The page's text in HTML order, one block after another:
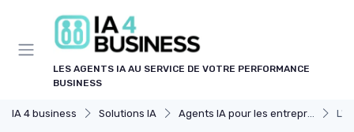
LES AGENTS IA AU SERVICE DE VOTRE PERFORMANCE
BUSINESS
IA 4 business Solutions IA Agents IA pour les entreprises